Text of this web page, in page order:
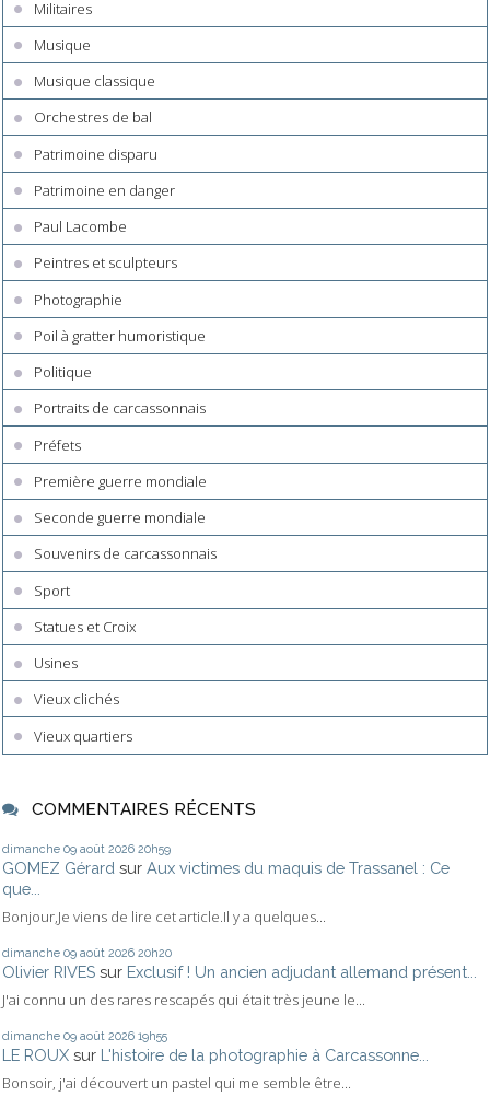
Militaires
Musique
Musique classique
Orchestres de bal
Patrimoine disparu
Patrimoine en danger
Paul Lacombe
Peintres et sculpteurs
Photographie
Poil à gratter humoristique
Politique
Portraits de carcassonnais
Préfets
Première guerre mondiale
Seconde guerre mondiale
Souvenirs de carcassonnais
Sport
Statues et Croix
Usines
Vieux clichés
Vieux quartiers
COMMENTAIRES RÉCENTS
dimanche 09 août 2026 20h59
GOMEZ Gérard sur Aux victimes du maquis de Trassanel : Ce
que...
Bonjour,Je viens de lire cet article.Il y a quelques...
dimanche 09 août 2026 20h20
Olivier RIVES sur Exclusif ! Un ancien adjudant allemand présent...
J'ai connu un des rares rescapés qui était très jeune le...
dimanche 09 août 2026 19h55
LE ROUX sur L'histoire de la photographie à Carcassonne...
Bonsoir, j'ai découvert un pastel qui me semble être...